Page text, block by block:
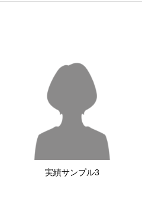
実績サンプル3